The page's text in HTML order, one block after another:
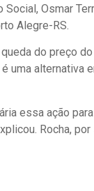
Osmar
Alegre-RS.
do preço
alternativa
essa ação
Rocha,